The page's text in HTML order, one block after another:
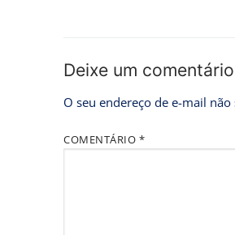
Deixe um comentário
O seu endereço de e-mail
COMENTÁRIO *